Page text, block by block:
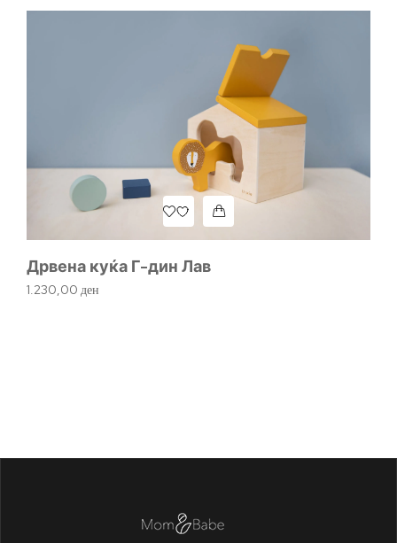
Дрвена куќа Г-дин Лав
1.230,00 ден